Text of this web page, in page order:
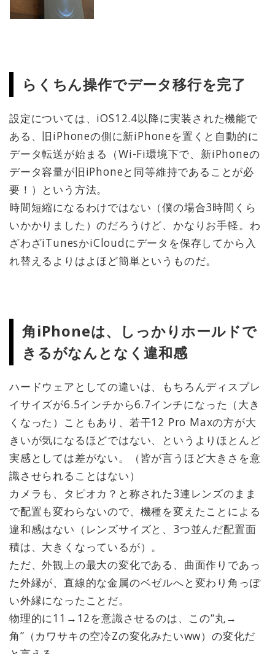
らくちん操作でデータ移行を完了
設定については、iOS12.4以降に実装された機能で
ある、旧iPhoneの側に新iPhoneを置くと自動的に
データ転送が始まる（Wi-Fi環境下で、新iPhoneの
データ容量が旧iPhoneと同等維持であることが必
要！）という方法。
時間短縮になるわけではない（僕の場合3時間くら
いかかりました）のだろうけど、かなりお手軽。わ
ざわざiTunesかiCloudにデータを保存してから入
れ替えるよりはよほど簡単というものだ。
角iPhoneは、しっかりホールドで
きるがなんとなく違和感
ハードウェアとしての違いは、もちろんディスプレ
イサイズが6.5インチから6.7インチになった（大き
くなった）こともあり、若干12 Pro Maxの方が大
きいが気になるほどではない、というよりほとんど
実感としては差がない。（皆が言うほど大きさを意
識させられることはない）
カメラも、タピオカ？と称された3連レンズのまま
で配置も変わらないので、機種を変えたことによる
違和感はない（レンズサイズと、3つ並んだ配置面
積は、大きくなっているが）。
ただ、外観上の最大の変化である、曲面作りであっ
た外縁が、直線的な金属のベゼルへと変わり角っぽ
い外縁になったことだ。
物理的に11→12を意識させるのは、この“丸→
角”（カワサキの空冷Zの変化みたいww）の変化だ